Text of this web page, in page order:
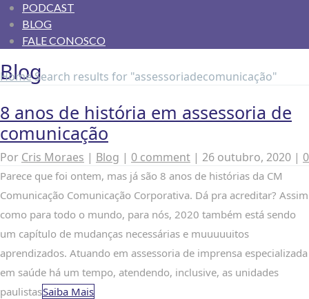
PODCAST
BLOG
FALE CONOSCO
Blog
HomeSearch results for "assessoriadecomunicação"
8 anos de história em assessoria de
comunicação
Por Cris Moraes | Blog | 0 comment | 26 outubro, 2020 | 0
Parece que foi ontem, mas já são 8 anos de histórias da CM
Comunicação Comunicação Corporativa. Dá pra acreditar? Assim
como para todo o mundo, para nós, 2020 também está sendo
um capítulo de mudanças necessárias e muuuuuitos
aprendizados. Atuando em assessoria de imprensa especializada
em saúde há um tempo, atendendo, inclusive, as unidades
paulistasSaiba Mais